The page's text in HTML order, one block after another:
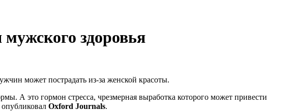
здоровья
может пострадать из-за женской красоты.
А это гормон стресса, чрезмерная выработка которого может привести
Oxford Journals.